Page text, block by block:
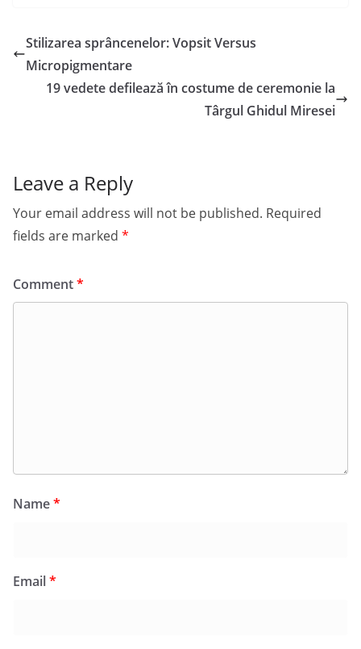
Stilizarea sprâncenelor: Vopsit Versus
Micropigmentare
19 vedete defilează în costume de ceremonie la
Târgul Ghidul Miresei
Leave a Reply
Your email address will not be published. Required
fields are marked *
Comment*
Name*
Email*